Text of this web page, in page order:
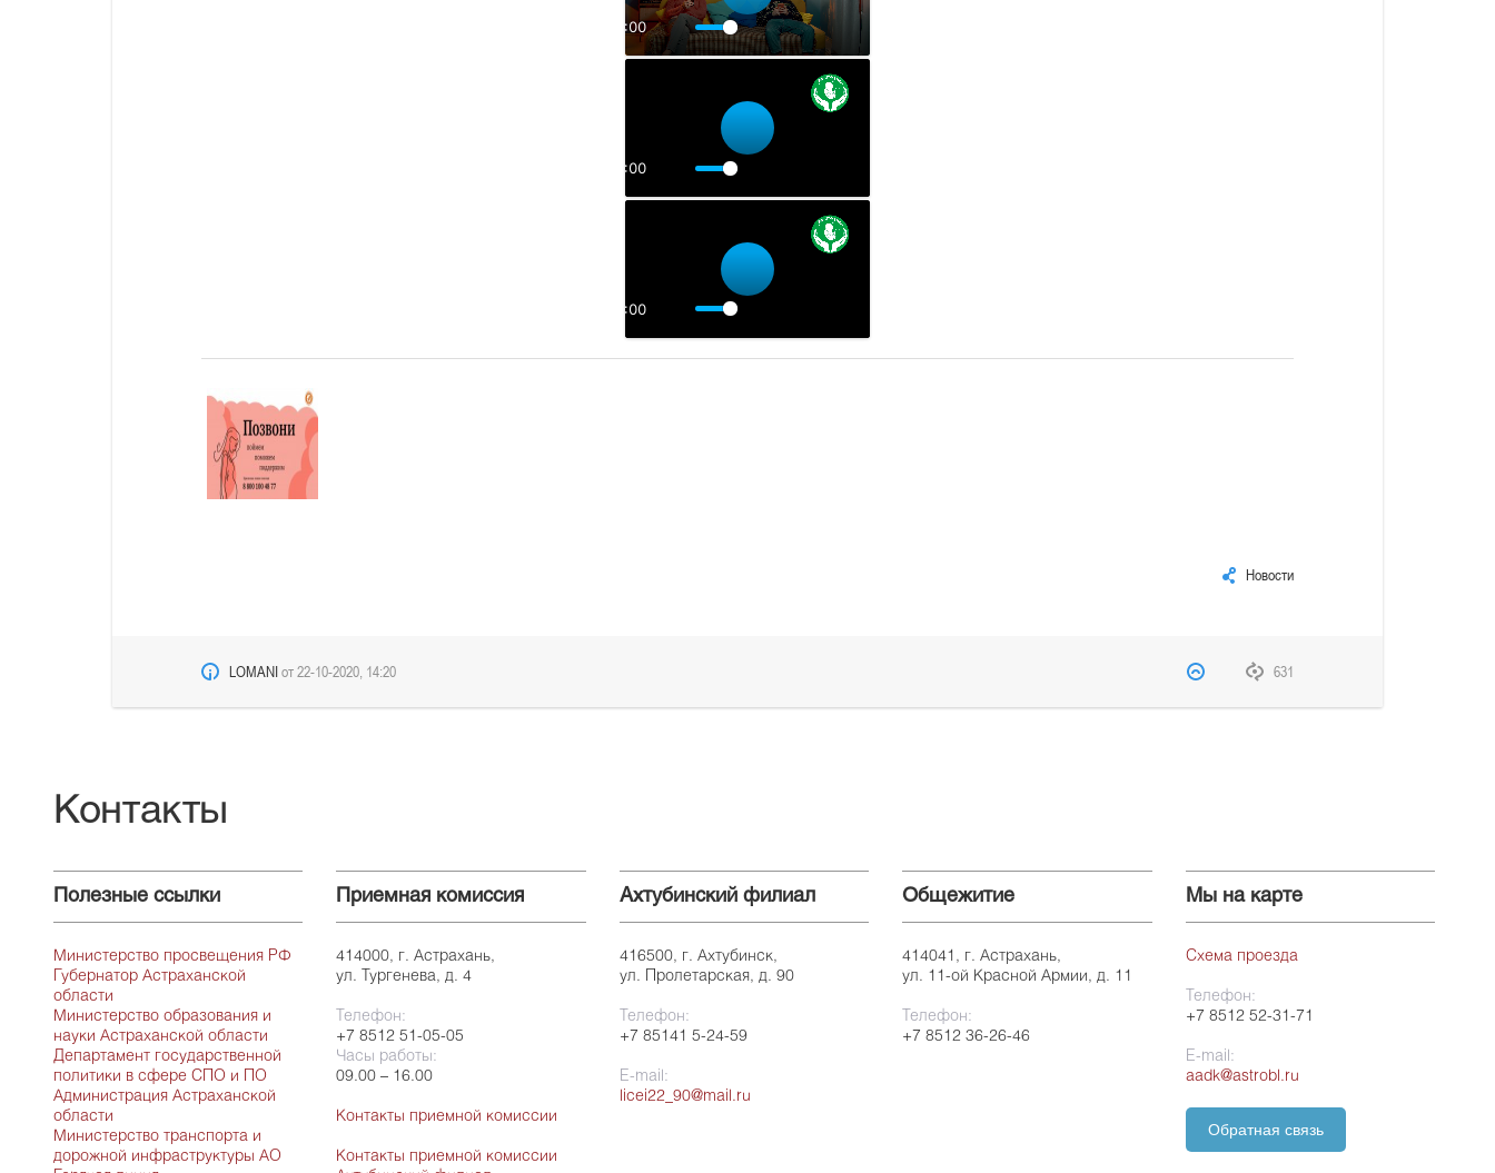
00:00
Воспроизвести
00:00
Воспроизвести
00:00
Воспроизвести
Новости
631
LOMANIот22-10-2020, 14:20
Контакты
Полезные ссылки
Министерство просвещения РФ
Губернатор Астраханской
области
Министерство образования и
науки Астраханской области
Департамент государственной
политики в сфере СПО и ПО
Администрация Астраханской
области
Министерство транспорта и
дорожной инфраструктуры АО
Приемная комиссия
414000, г. Астрахань,
ул. Тургенева, д. 4
Телефон:
+7 8512 51-05-05
Часы работы:
09.00 – 16.00
Контакты приемной комиссии
Контакты приемной комиссии
Ахтубинский филиал
416500, г. Ахтубинск,
ул. Пролетарская, д. 90
Телефон:
+7 85141 5-24-59
E-mail:
licei22_90@mail.ru
Общежитие
414041, г. Астрахань,
ул. 11-ой Красной Армии, д. 11
Телефон:
+7 8512 36-26-46
Мы на карте
Схема проезда
Телефон:
+7 8512 52-31-71
E-mail:
aadk@astrobl.ru
Обратная связь